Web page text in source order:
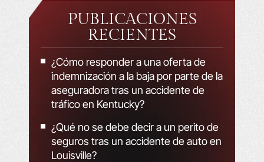
PUBLICACIONES
RECIENTES
¿Cómo responder a una oferta de
indemnización a la baja por parte de la
aseguradora tras un accidente de
tráfico en Kentucky?
¿Qué no se debe decir a un perito de
seguros tras un accidente de auto en
Louisville?